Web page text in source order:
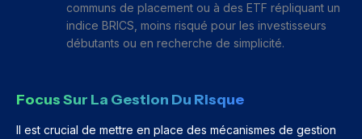
communs de placement ou à des ETF répliquant un
indice BRICS, moins risqué pour les investisseurs
débutants ou en recherche de simplicité.
Focus Sur La Gestion Du Risque
Il est crucial de mettre en place des mécanismes de gestion